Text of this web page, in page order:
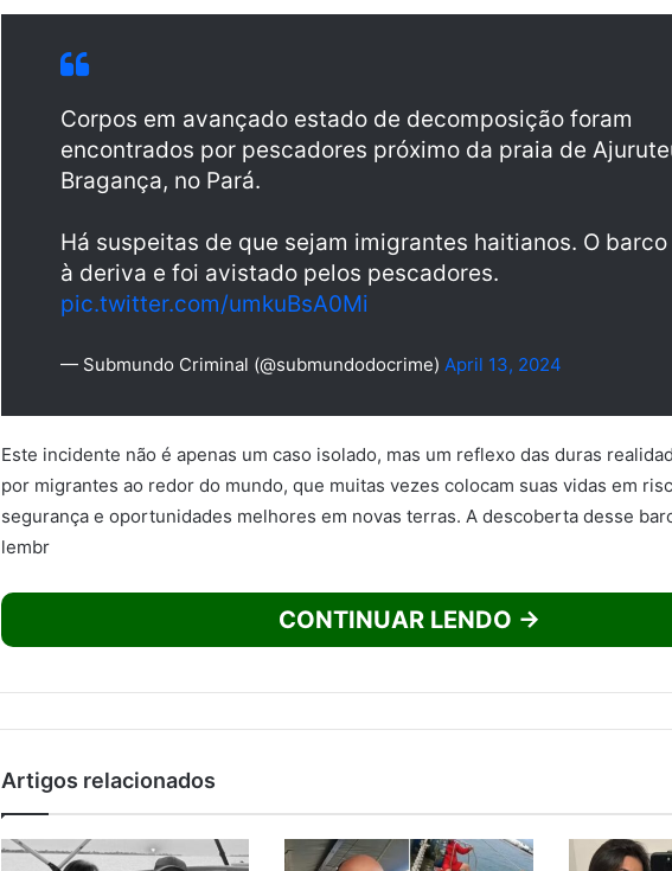
Corpos em avançado estado de decomposição foram
encontrados por pescadores próximo da praia de
Bragança, no Pará.
Há suspeitas de que sejam imigrantes haitianos. O
à deriva e foi avistado pelos pescadores.
pic.twitter.com/umkuBsA0Mi
— Submundo Criminal (@submundodocrime) April 13, 2024
Este incidente não é apenas um caso isolado, mas um reflexo das duras
por migrantes ao redor do mundo, que muitas vezes colocam suas vidas em
segurança e oportunidades melhores em novas terras. A descoberta desse
lembr
CONTINUAR LENDO →
Artigos relacionados